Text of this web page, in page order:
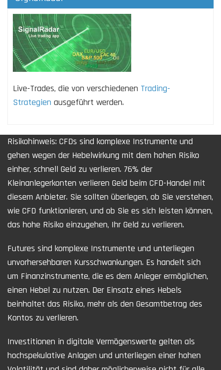
Live-Trades, die von verschiedenen Trading-
Strategien ausgeführt werden.
Risikohinweis: CFDs sind komplexe Instrumente und
gehen wegen der Hebelwirkung mit dem hohen Risiko
einher, schnell Geld zu verlieren. 76% der
Kleinanlegerkonten verlieren Geld beim CFD-Handel mit
diesem Anbieter. Sie sollten überlegen, ob Sie verstehen,
wie CFD funktionieren, und ob Sie es sich leisten können,
das hohe Risiko einzugehen, Ihr Geld zu verlieren.
Futures sind komplexe Instrumente und unterliegen
unvorhersehbaren Kursschwankungen. Es handelt sich
um Finanzinstrumente, die es dem Anleger ermöglichen,
einen Hebel zu nutzen. Der Einsatz eines Hebels
beinhaltet das Risiko, mehr als den Gesamtbetrag des
Kontos zu verlieren.
Investitionen in digitale Vermögenswerte gelten als
hochspekulative Anlagen und unterliegen einer hohen